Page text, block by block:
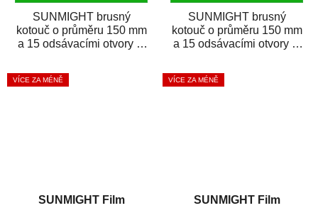
SUNMIGHT brusný
kotouč o průměru 150 mm
a 15 odsávacími otvory je
broušení širokého...
SUNMIGHT brusný
kotouč o průměru 150 mm
a 15 odsávacími otvory je
broušení širokého...
VÍCE ZA MÉNĚ
SUNMIGHT Film
VÍCE ZA MÉNĚ
SUNMIGHT Film